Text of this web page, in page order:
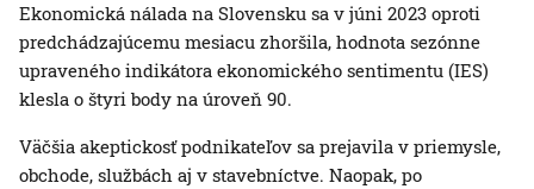
Ekonomická nálada na Slovensku sa v júni 2023 oproti
predchádzajúcemu mesiacu zhoršila, hodnota sezónne
upraveného indikátora ekonomického sentimentu (IES)
klesla o štyri body na úroveň 90.
Väčšia akeptickosť podnikateľov sa prejavila v priemysle,
obchode, službách aj v stavebníctve. Naopak, po